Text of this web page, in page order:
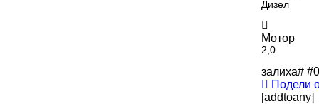
Дизел
Мотор
2,0
залиха#
Подели
[addtoany]